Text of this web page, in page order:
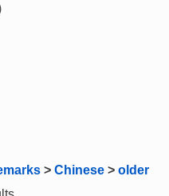
> Chinese > older